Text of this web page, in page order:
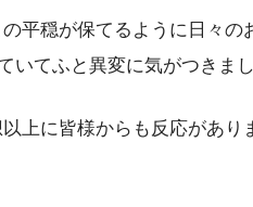
平穏が保てるように日々
いてふと異変に気がつきま
上に皆様からも反応があ